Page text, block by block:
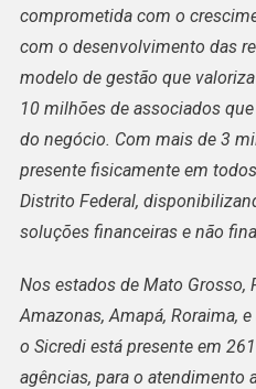
comprometida com o
com o desenvolvimento das
modelo de gestão que
10 milhões de associados
do negócio. Com mais de 3
presente fisicamente em
Distrito Federal,
soluções financeiras e não
Nos estados de Mato Grosso,
Amazonas, Amapá, Roraima,
o Sicredi está presente em
agências, para o atendimento